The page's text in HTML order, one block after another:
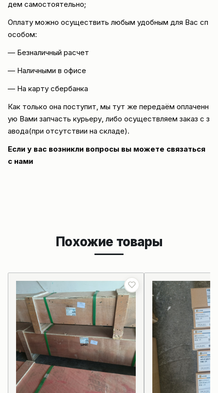
дем самостоятельно;
Оплату можно осуществить любым удобным для Вас сп
особом:
— Безналичный расчет
— Наличными в офисе
— На карту сбербанка
Как только она поступит, мы тут же передаём оплаченн
ую Вами запчасть курьеру, либо осуществляем заказ с з
авода(при отсутствии на складе).
Если у вас возникли вопросы вы можете связаться
с нами
Похожие товары